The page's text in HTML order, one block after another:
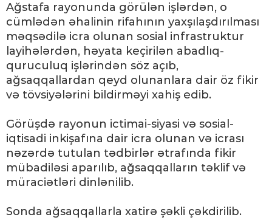
Ağstafa rayonunda görülən işlərdən, o
cümlədən əhalinin rifahının yaxşılaşdırılması
məqsədilə icra olunan sosial infrastruktur
layihələrdən, həyata keçirilən abadlıq-
quruculuq işlərindən söz açıb,
ağsaqqallardan qeyd olunanlara dair öz fikir
və tövsiyələrini bildirməyi xahiş edib.
Görüşdə rayonun ictimai-siyasi və sosial-
iqtisadi inkişafına dair icra olunan və icrası
nəzərdə tutulan tədbirlər ətrafında fikir
mübadiləsi aparılıb, ağsaqqalların təklif və
müraciətləri dinlənilib.
Sonda ağsaqqallarla xatirə şəkli çəkdirilib.